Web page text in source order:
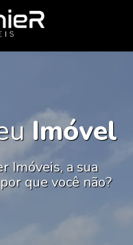
Imóvel
Imóveis, a sua
que você não?